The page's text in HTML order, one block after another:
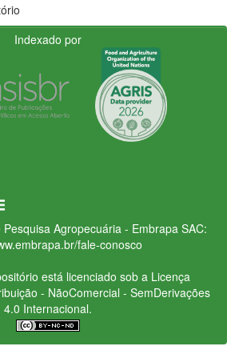
Indexado por
Agropecuária - Embrapa SAC:
fale-conosco
está licenciado sob a Licença
- NãoComercial - SemDerivações
4.0 Internacional.